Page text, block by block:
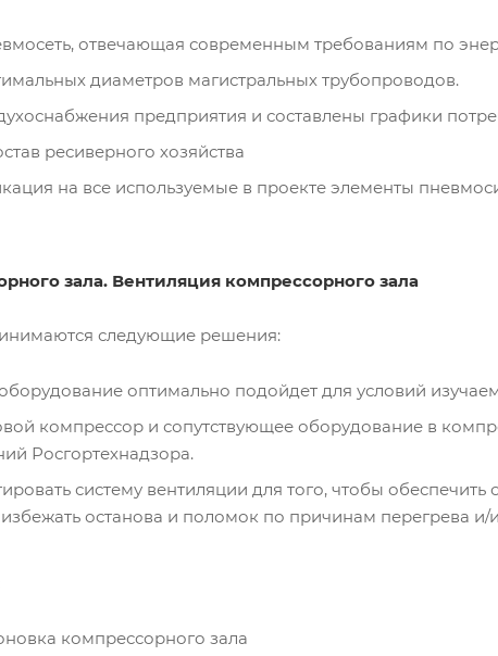
отвечающая современным требованиям по
диаметров магистральных трубопроводов.
предприятия и составлены графики
ресиверного хозяйства
на все используемые в проекте элементы
зала. Вентиляция компрессорного зала
следующие решения:
оптимально подойдет для условий
компрессор и сопутствующее оборудование в
Росгортехнадзора.
систему вентиляции для того, чтобы
останова и поломок по причинам перегрева
компрессорного зала